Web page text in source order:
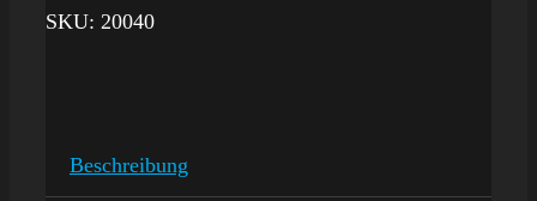
SKU: 20040
Beschreibung